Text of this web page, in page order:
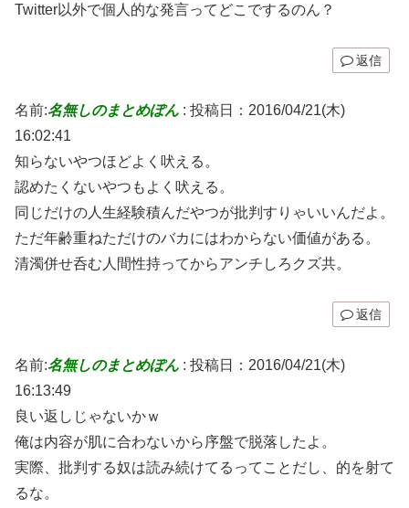
Twitter以外で個人的な発言ってどこでするのん？
返信
名前:名無しのまとめぽん : 投稿日：2016/04/21(木)
16:02:41
知らないやつほどよく吠える。
認めたくないやつもよく吠える。
同じだけの人生経験積んだやつが批判すりゃいいんだよ。
ただ年齢重ねただけのバカにはわからない価値がある。
清濁併せ呑む人間性持ってからアンチしろクズ共。
返信
名前:名無しのまとめぽん : 投稿日：2016/04/21(木)
16:13:49
良い返しじゃないかｗ
俺は内容が肌に合わないから序盤で脱落したよ。
実際、批判する奴は読み続けてるってことだし、的を射て
るな。